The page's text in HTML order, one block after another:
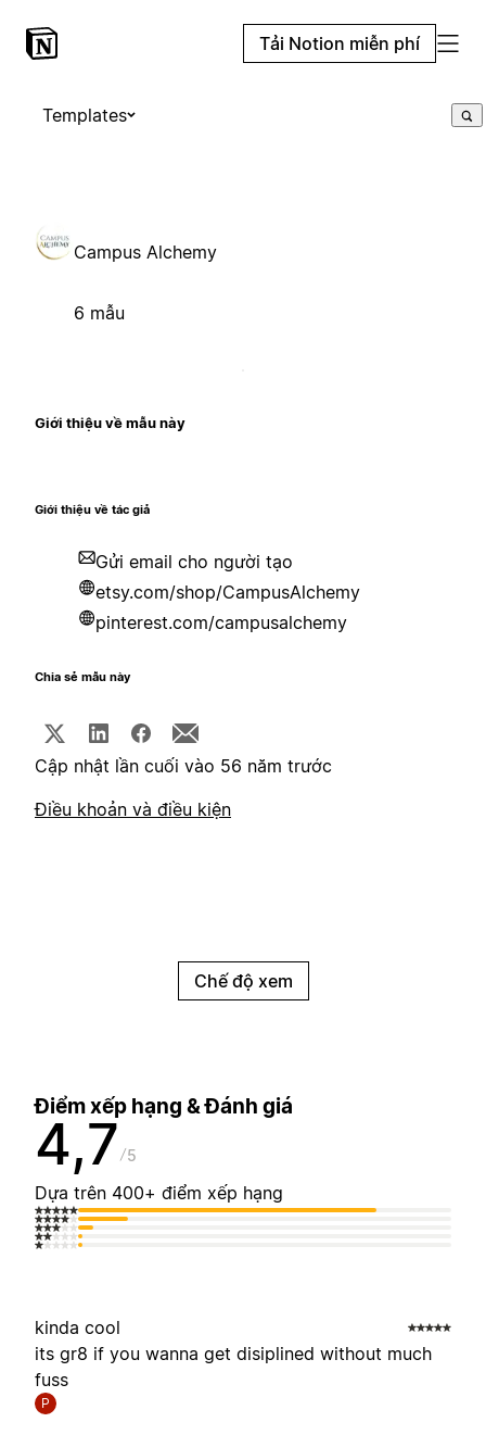
Tải Notion miễn phí
Templates
Campus Alchemy
6 mẫu
Giới thiệu về mẫu này
Giới thiệu về tác giả
Gửi email cho người tạo
etsy.com/shop/CampusAlchemy
pinterest.com/campusalchemy
Chia sẻ mẫu này
Cập nhật lần cuối vào 56 năm trước
Điều khoản và điều kiện
Chế độ xem
Điểm xếp hạng & Đánh giá
4,7 5
Dựa trên 400+ điểm xếp hạng
kinda cool
its gr8 if you wanna get disiplined without much
fuss
P